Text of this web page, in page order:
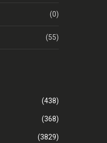
(0)
(55)
(438)
(368)
(3829)